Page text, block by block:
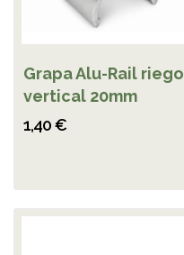
Grapa Alu-Rail riego
vertical 20mm
1,40 €